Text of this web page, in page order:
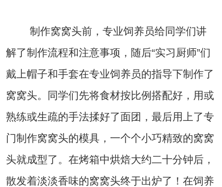
制作窝窝头前，专业饲养员给同学们讲
解了制作流程和注意事项，随后“实习厨师”们
戴上帽子和手套在专业饲养员的指导下制作了
窝窝头。同学们先将食材按比例搭配好，用或
熟练或生疏的手法揉好了面团，最后用上了专
门制作窝窝头的模具，一个个小巧精致的窝窝
头就成型了。在烤箱中烘焙大约二十分钟后，
散发着淡淡香味的窝窝头终于出炉了！在饲养